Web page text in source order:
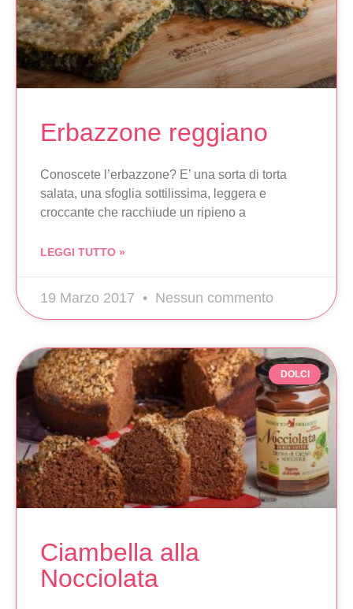
Erbazzone reggiano
Conoscete l’erbazzone? E’ una sorta di torta
salata, una sfoglia sottilissima, leggera e
croccante che racchiude un ripieno a
LEGGI TUTTO »
19 Marzo 2017 Nessun commento
DOLCI
Ciambella alla
Nocciolata